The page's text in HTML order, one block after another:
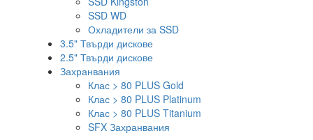
SSD WD
Охладители за SSD
3.5" Твърди дискове
2.5" Твърди дискове
Захранвания
Клас > 80 PLUS Gold
Клас > 80 PLUS Platinum
Клас > 80 PLUS Titanium
SFX Захранвания